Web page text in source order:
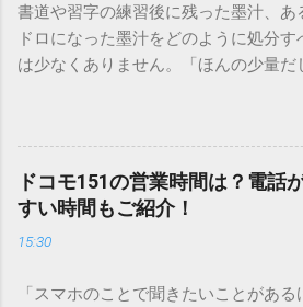
書道や習字の練習後に残った墨汁、あ
ドロになった墨汁をどのように処分
は少なくありません。「ほんの少量だ
と、実は予期せぬトラブルを招く原
一般的な生活排水とは性質が大きく
水口へ流すことは環境負荷だけでなく
傷める可能性も高いため、非常に危険
墨汁を安全かつ環境に優しい方法で処
容器を適切に分別する方法を徹底解説
す）」と「膠（にかわ）」、そして
ドコモ151の営業時間は？電話
すい時間もご紹介！
15:30
「スマホのことで聞きたいことがあ